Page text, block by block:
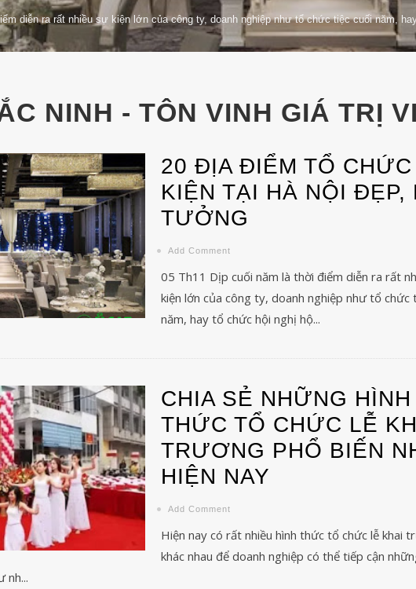
diễn ra rất nhiều sự kiện lớn của công ty, doanh nghiệp như tổ chức tiệc cuối năm,
hình thức tổ chức lễ khai
tổ chức lễ khai trương khác nhau để doanh nghiệp có thể tiếp cận những khách hàng
NINH - TÔN VINH GIÁ TRỊ
20 ĐỊA ĐIỂM TỔ
KIỆN TẠI HÀ NỘI ĐẸP,
TƯỞNG
Add Comment
05 Th11 Dịp cuối năm là thời điểm diễn ra rất
kiện lớn của công ty, doanh nghiệp như tổ chức
năm, hay tổ chức hội nghị hộ...
CHIA SẺ NHỮNG HÌNH
THỨC TỔ CHỨC LỄ
TRƯƠNG PHỔ BIẾN
HIỆN NAY
Add Comment
Hiện nay có rất nhiều hình thức tổ chức lễ khai
khác nhau để doanh nghiệp có thể tiếp cận
nh...